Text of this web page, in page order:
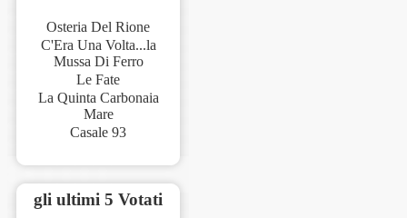
Osteria Del Rione
C'Era Una Volta...la
Mussa Di Ferro
Le Fate
La Quinta Carbonaia
Mare
Casale 93
gli ultimi 5 Votati